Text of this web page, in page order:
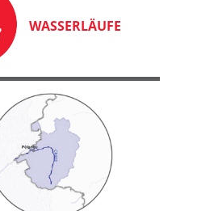
WASSERLÄUFE